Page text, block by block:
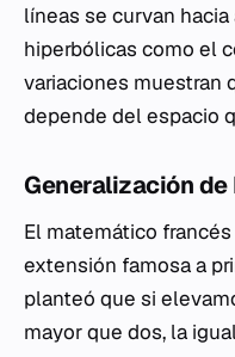
líneas se curvan
hiperbólicas como el
variaciones muestran
depende del espacio
Generalización de
El matemático
extensión famosa a
planteó que si
mayor que dos, la